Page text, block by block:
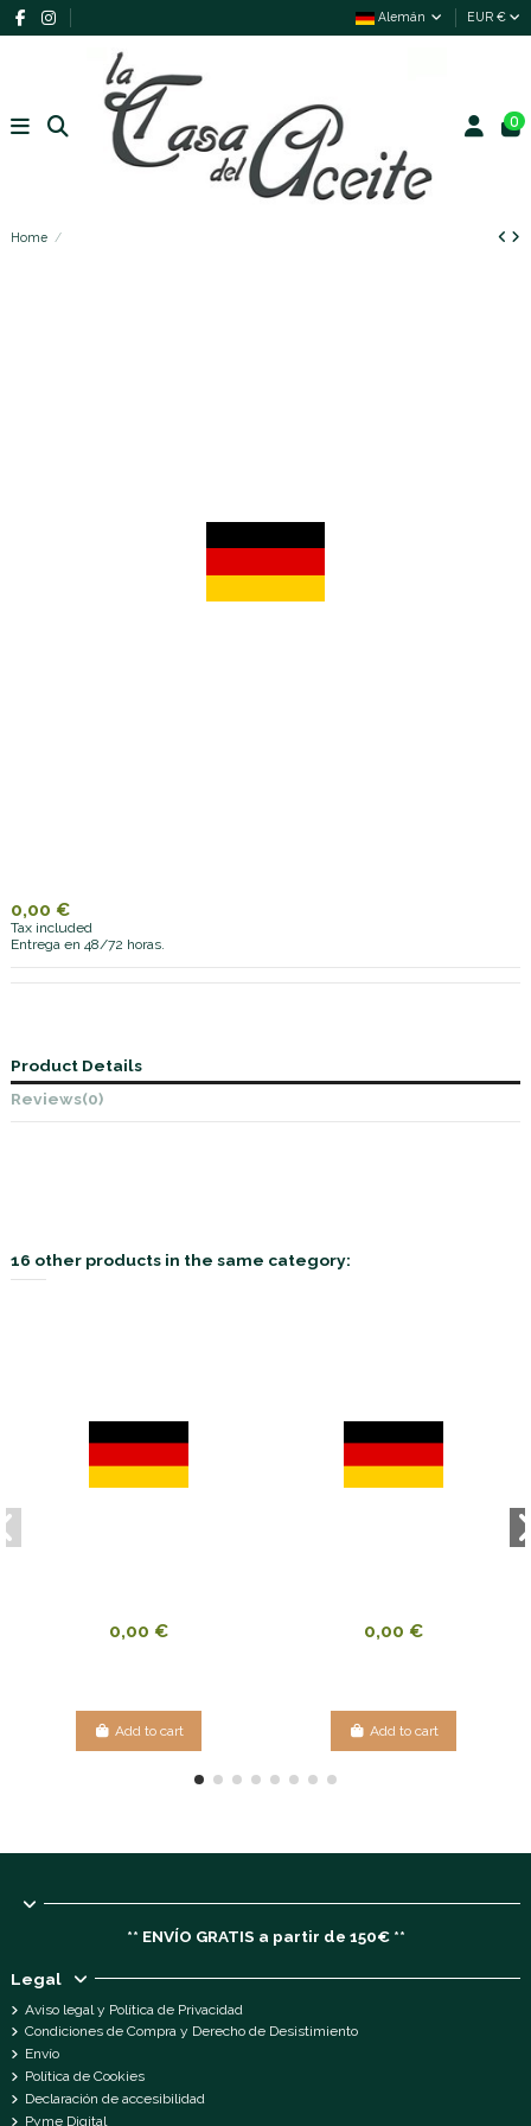
Alemán EUR €
0
Home
0,00 €
Tax included
Entrega en 48/72 horas.
Product Details
Reviews(0)
16 other products in the same category:
0,00 €
Add to cart
0,00 €
Add to cart
** ENVÍO GRATIS a partir de 150€ **
Legal
Aviso legal y Política de Privacidad
Condiciones de Compra y Derecho de Desistimiento
Envío
Política de Cookies
Declaración de accesibilidad
Pyme Digital